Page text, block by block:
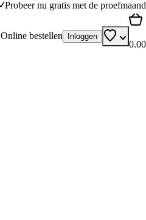
Probeer nu gratis met de proefmaand
Online bestellen Inloggen
0.00